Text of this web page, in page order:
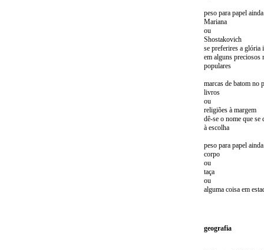
peso para papel
Mariana
ou
Shostakovich
se preferires a glória
em alguns preciosos
populares
marcas de batom no
livros
ou
religiões à margem
dê-se o nome que se
à escolha
peso para papel
corpo
ou
taça
ou
alguma coisa em
geografia